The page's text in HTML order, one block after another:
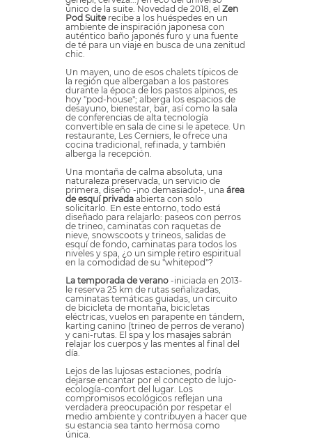
único de la suite. Novedad de 2018, el Zen
Pod Suiterecibe a los huéspedes en un
ambiente de inspiración japonesa con
auténtico baño japonés furo y una fuente
de té para un viaje en busca de una zenitud
chic.
Un mayen, uno de esos chalets típicos de
la región que albergaban a los pastores
durante la época de los pastos alpinos, es
hoy "pod-house"; alberga los espacios de
desayuno, bienestar, bar, así como la sala
de conferencias de alta tecnología
convertible en sala de cine si le apetece. Un
restaurante, Les Cerniers, le ofrece una
cocina tradicional, refinada, y también
alberga la recepción.
Una montaña de calma absoluta, una
naturaleza preservada, un servicio de
primera, diseño -¡no demasiado!-, una área
de esquí privada abierta con solo
solicitarlo. En este entorno, todo está
diseñado para relajarlo: paseos con perros
de trineo, caminatas con raquetas de
nieve, snowscoots y trineos, salidas de
esquí de fondo, caminatas para todos los
niveles y spa, ¿o un simple retiro espiritual
en la comodidad de su "whitepod"?
La temporada de verano -iniciada en 2013-
le reserva 25 km de rutas señalizadas,
caminatas temáticas guiadas, un circuito
de bicicleta de montaña, bicicletas
eléctricas, vuelos en parapente en tándem,
karting canino (trineo de perros de verano)
y cani-rutas. El spa y los masajes sabrán
relajar los cuerpos y las mentes al final del
día.
Lejos de las lujosas estaciones, podría
dejarse encantar por el concepto de lujo-
ecología-confort del lugar. Los
compromisos ecológicos reflejan una
verdadera preocupación por respetar el
medio ambiente y contribuyen a hacer que
su estancia sea tanto hermosa como
única.